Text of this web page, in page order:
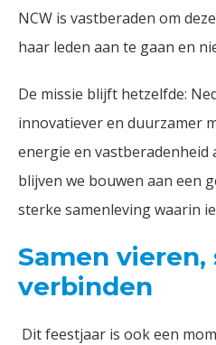
NCW is vastberaden om
haar leden aan te gaan en
De missie blijft hetzelfde:
innovatiever en duurzamer
energie en vastberadenheid
blijven we bouwen aan een
sterke samenleving waarin
Samen vieren,
verbinden
Dit feestjaar is ook een